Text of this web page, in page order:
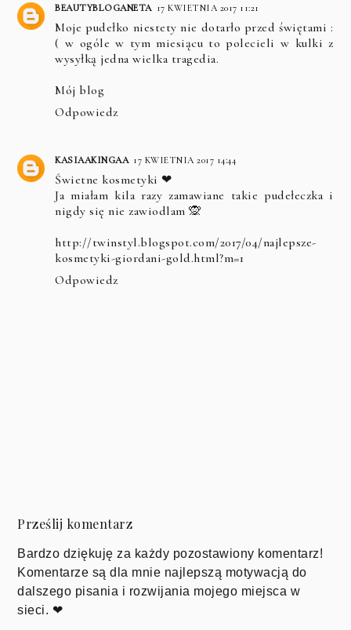
BEAUTYBLOGANETA 17 KWIETNIA 2017 11:21
Moje pudełko niestety nie dotarło przed świętami :
( w ogóle w tym miesiącu to polecieli w kulki z
wysyłką jedna wielka tragedia.
Mój blog
Odpowiedz
KASIAAKINGAA 17 KWIETNIA 2017 14:44
Świetne kosmetyki ❤
Ja miałam kila razy zamawiane takie pudełeczka i
nigdy się nie zawiodlam 🙊
http://twinstyl.blogspot.com/2017/04/najlepsze-
kosmetyki-giordani-gold.html?m=1
Odpowiedz
Prześlij komentarz
Bardzo dziękuję za każdy pozostawiony komentarz!
Komentarze są dla mnie najlepszą motywacją do
dalszego pisania i rozwijania mojego miejsca w
sieci. ❤